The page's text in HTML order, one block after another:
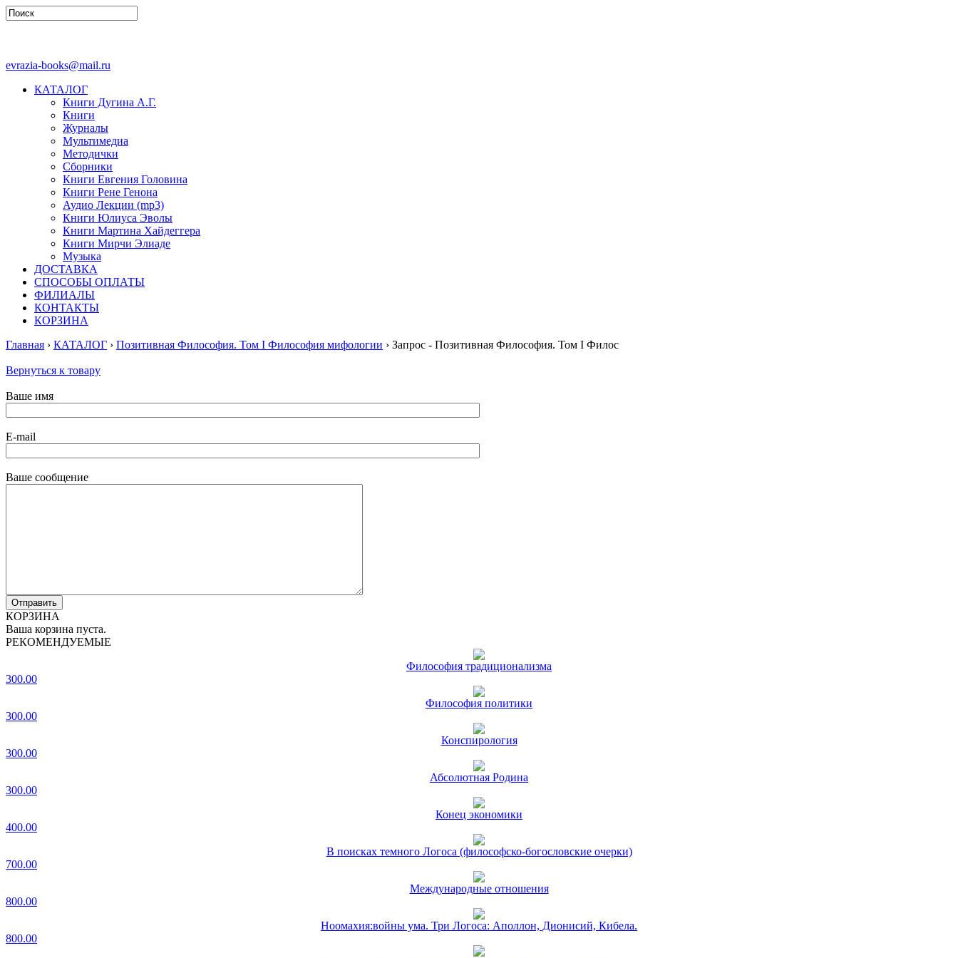
evrazia-books@mail.ru
КАТАЛОГ
Книги Дугина А.Г.
Книги
Журналы
Мультимедиа
Методички
Сборники
Книги Евгения Головина
Книги Рене Генона
Аудио Лекции (mp3)
Книги Юлиуса Эволы
Книги Мартина Хайдеггера
Книги Мирчи Элиаде
Музыка
ДОСТАВКА
СПОСОБЫ ОПЛАТЫ
ФИЛИАЛЫ
КОНТАКТЫ
КОРЗИНА
Главная › КАТАЛОГ › Позитивная Философия. Том I Философия мифологии › Запрос - Позитивная Философия. Том I Филос
Вернуться к товару
Ваше имя
E-mail
Ваше сообщение
КОРЗИНА
Ваша корзина пуста.
РЕКОМЕНДУЕМЫЕ
Философия традиционализма
300.00
Философия политики
300.00
Конспирология
300.00
Абсолютная Родина
300.00
Конец экономики
400.00
В поисках темного Логоса (философско-богословские очерки)
700.00
Международные отношения
800.00
Ноомахия:войны ума. Три Логоса: Аполлон, Дионисий, Кибела.
800.00